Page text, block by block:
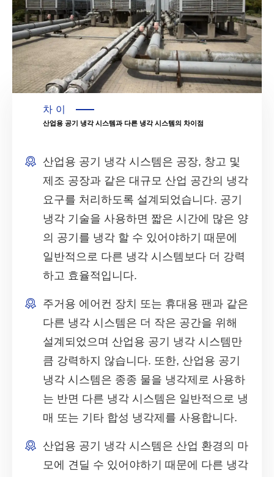
차이
산업용 공기 냉각 시스템과 다른 냉각 시스템의 차이점
산업용 공기 냉각 시스템은 공장, 창고 및
제조 공장과 같은 대규모 산업 공간의 냉각
요구를 처리하도록 설계되었습니다. 공기
냉각 기술을 사용하면 짧은 시간에 많은 양
의 공기를 냉각 할 수 있어야하기 때문에
일반적으로 다른 냉각 시스템보다 더 강력
하고 효율적입니다.
주거용 에어컨 장치 또는 휴대용 팬과 같은
다른 냉각 시스템은 더 작은 공간을 위해
설계되었으며 산업용 공기 냉각 시스템만
큼 강력하지 않습니다. 또한, 산업용 공기
냉각 시스템은 종종 물을 냉각제로 사용하
는 반면 다른 냉각 시스템은 일반적으로 냉
매 또는 기타 합성 냉각제를 사용합니다.
산업용 공기 냉각 시스템은 산업 환경의 마
모에 견딜 수 있어야하기 때문에 다른 냉각